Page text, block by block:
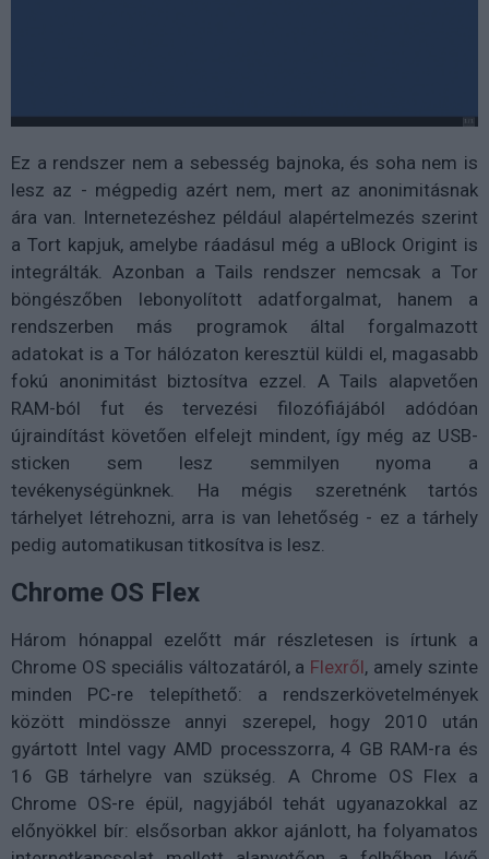
Ez a rendszer nem a sebesség bajnoka, és soha nem is
lesz az - mégpedig azért nem, mert az anonimitásnak
ára van. Internetezéshez például alapértelmezés szerint
a Tort kapjuk, amelybe ráadásul még a uBlock Origint is
integrálták. Azonban a Tails rendszer nemcsak a Tor
böngészőben lebonyolított adatforgalmat, hanem a
rendszerben más programok által forgalmazott
adatokat is a Tor hálózaton keresztül küldi el, magasabb
fokú anonimitást biztosítva ezzel. A Tails alapvetően
RAM-ból fut és tervezési filozófiájából adódóan
újraindítást követően elfelejt mindent, így még az USB-
sticken sem lesz semmilyen nyoma a
tevékenységünknek. Ha mégis szeretnénk tartós
tárhelyet létrehozni, arra is van lehetőség - ez a tárhely
pedig automatikusan titkosítva is lesz.
Chrome OS Flex
Három hónappal ezelőtt már részletesen is írtunk a
Chrome OS speciális változatáról, a Flexről, amely szinte
minden PC-re telepíthető: a rendszerkövetelmények
között mindössze annyi szerepel, hogy 2010 után
gyártott Intel vagy AMD processzorra, 4 GB RAM-ra és
16 GB tárhelyre van szükség. A Chrome OS Flex a
Chrome OS-re épül, nagyjából tehát ugyanazokkal az
előnyökkel bír: elsősorban akkor ajánlott, ha folyamatos